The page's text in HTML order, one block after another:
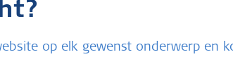
op elk gewenst onderwerp en